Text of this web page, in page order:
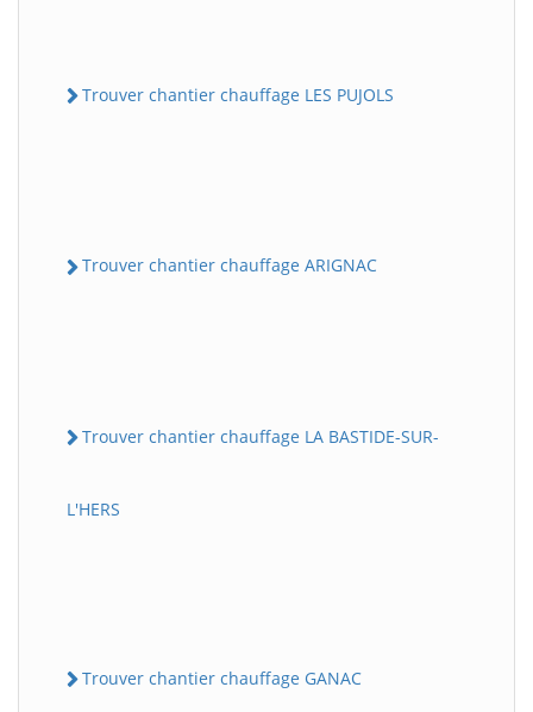
Trouver chantier chauffage LES PUJOLS
Trouver chantier chauffage ARIGNAC
Trouver chantier chauffage LA BASTIDE-SUR-
L'HERS
Trouver chantier chauffage GANAC